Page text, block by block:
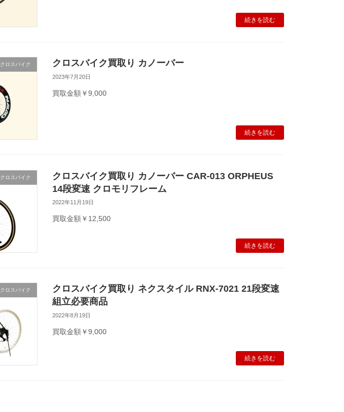
続きを読む
クロスバイク クロスバイク買取り カノーバー
2023年7月20日
買取金額￥9,000
続きを読む
クロスバイク
クロスバイク買取り カノーバー CAR-013 ORPHEUS
14段変速 クロモリフレーム
2022年11月19日
買取金額￥12,500
続きを読む
クロスバイク
クロスバイク買取り ネクスタイル RNX-7021 21段変速
組立必要商品
2022年8月19日
買取金額￥9,000
続きを読む